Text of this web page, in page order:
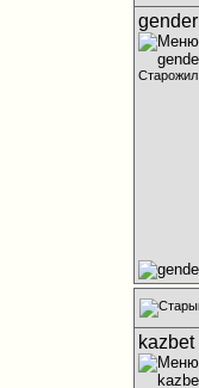
gender
Старожил
kazbet